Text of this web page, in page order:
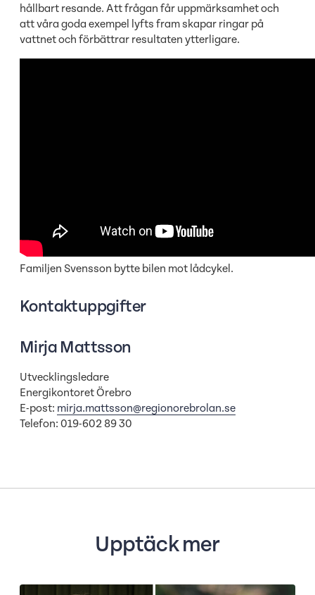
hållbart resande. Att frågan får uppmärksamhet och
att våra goda exempel lyfts fram skapar ringar på
vattnet och förbättrar resultaten ytterligare.
Familjen Svensson bytte bilen mot lådcykel.
Kontaktuppgifter
Mirja Mattsson
Utvecklingsledare
Energikontoret Örebro
E-post: mirja.mattsson@regionorebrolan.se
Telefon: 019-602 89 30
Upptäck mer